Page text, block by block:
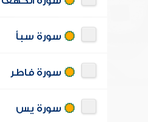
سورة سبأ
سورة فاطر
سورة يس